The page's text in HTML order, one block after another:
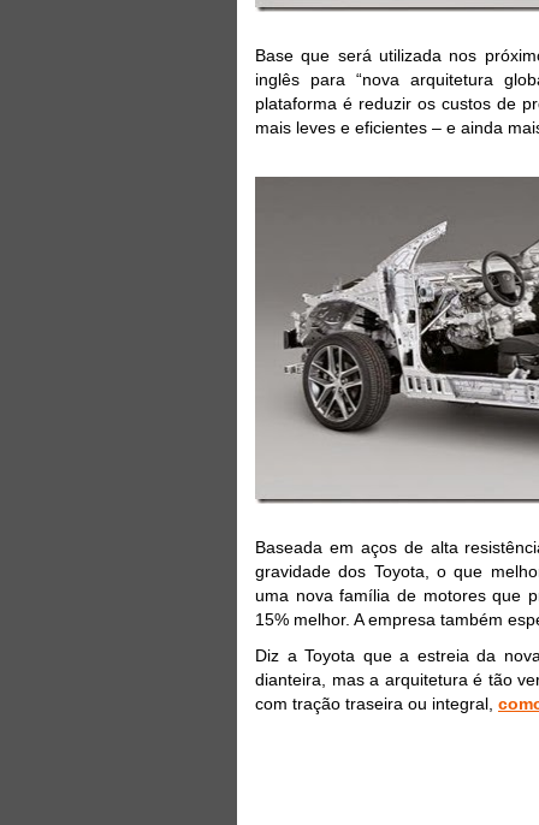
Base que será utilizada nos
inglês para “nova arquitetura
plataforma é reduzir os custos de
mais leves e eficientes – e ainda
Baseada em aços de alta
gravidade dos Toyota, o que
uma nova família de motores que
15% melhor. A empresa também
Diz a Toyota que a estreia da
dianteira, mas a arquitetura é tão
com tração traseira ou integral,